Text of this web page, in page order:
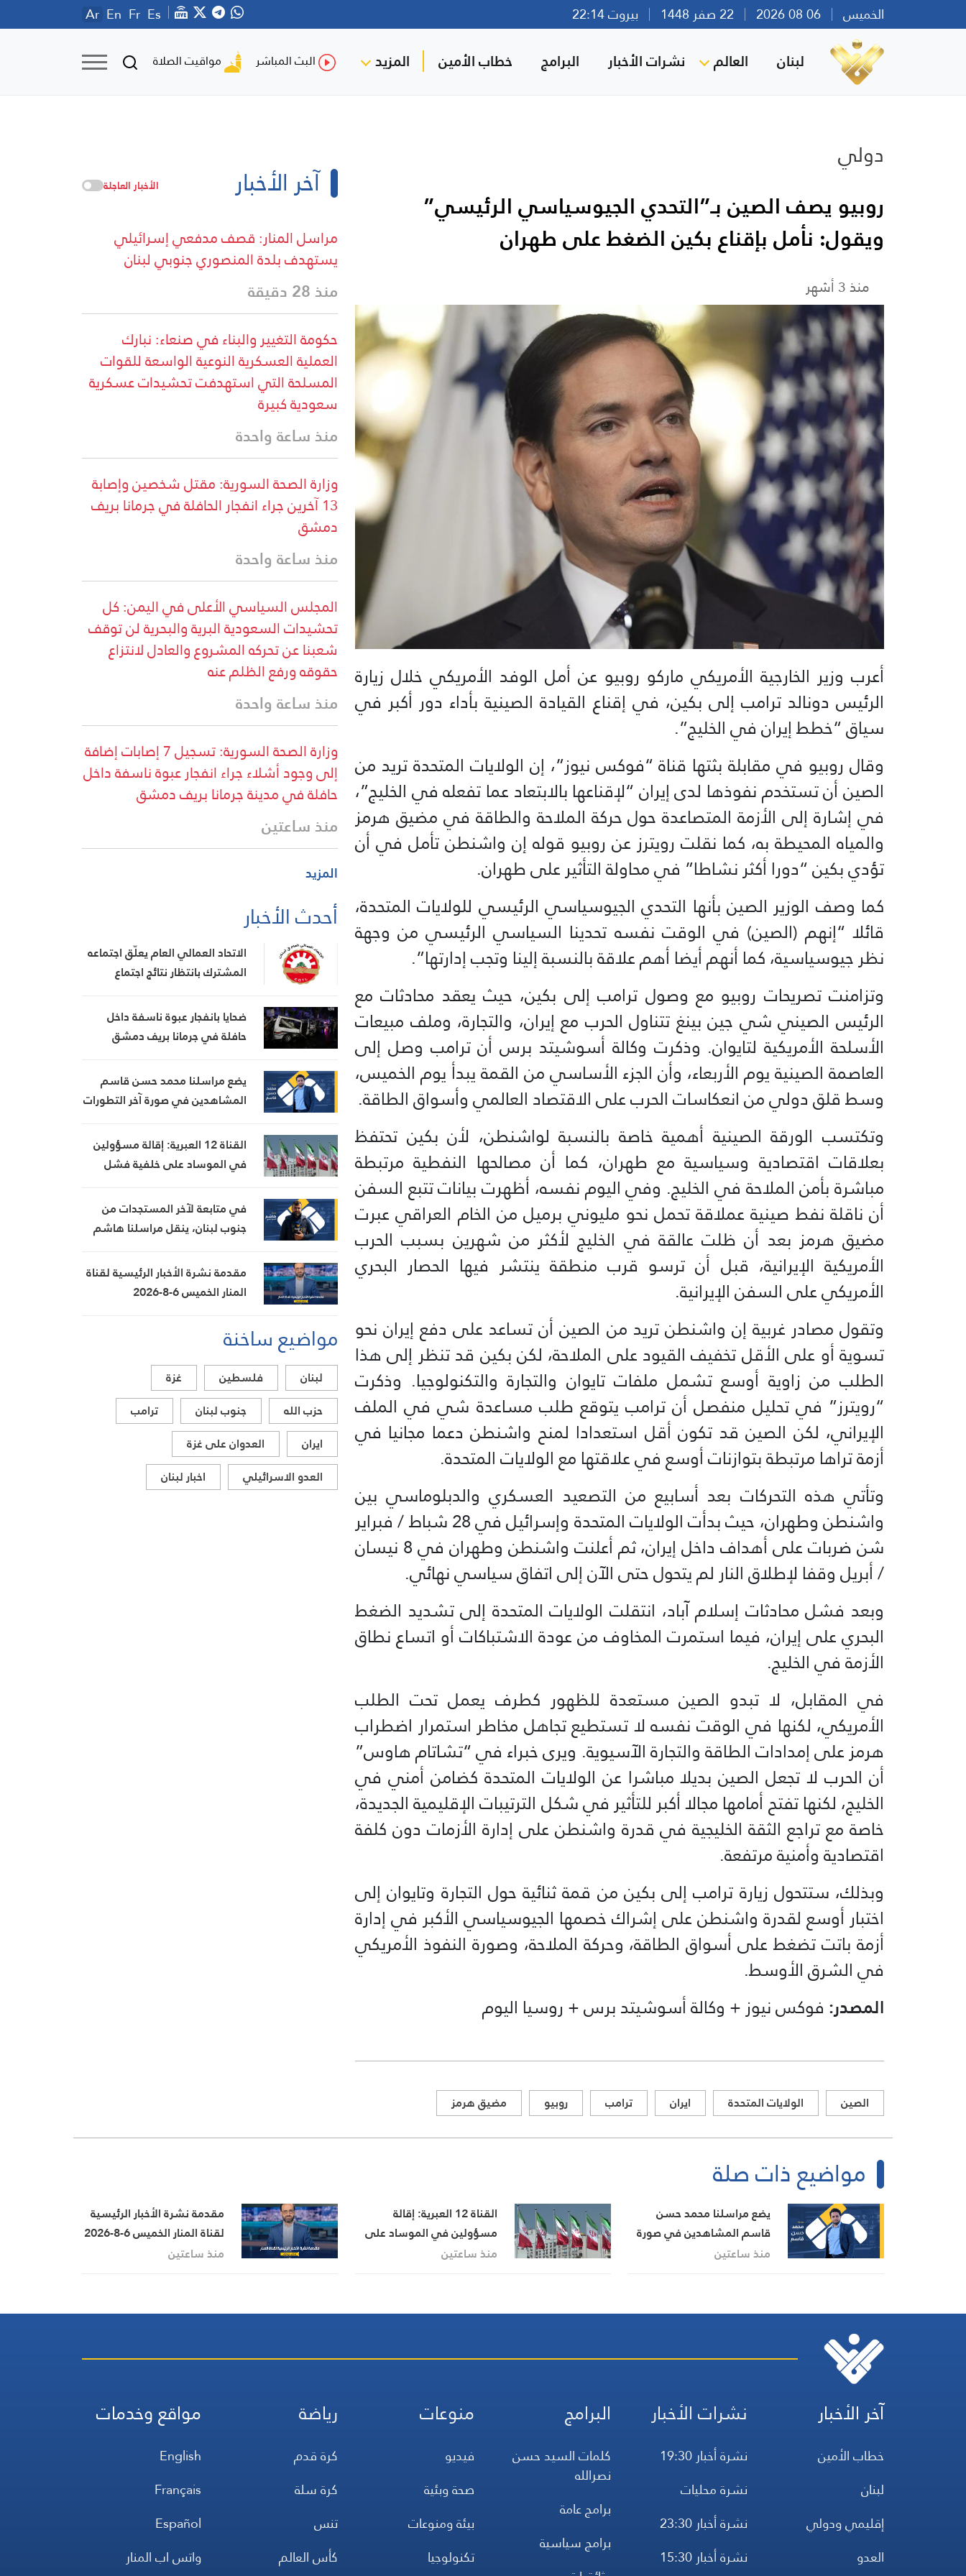
الخميس بيروت 22:14 Ar En Fr Es
لبنان العالم نشرات الأخبار البرامج خطاب الأمين المزيد البث المباشر مواقيت الصلاة
دولي
روبيو يصف الصين بـ”التحدي الجيوسياسي الرئيسي”
ويقول: نأمل بإقناع بكين الضغط على طهران
منذ 3 أشهر
أعرب وزير الخارجية الأمريكي ماركو روبيو عن أمل الوفد الأمريكي خلال زيارة
الرئيس دونالد ترامب إلى بكين، في إقناع القيادة الصينية بأداء دور أكبر في
سياق “خطط إيران في الخليج”.
وقال روبيو في مقابلة بثتها قناة “فوكس نيوز”، إن الولايات المتحدة تريد من
الصين أن تستخدم نفوذها لدى إيران “لإقناعها بالابتعاد عما تفعله في الخليج”،
في إشارة إلى الأزمة المتصاعدة حول حركة الملاحة والطاقة في مضيق هرمز
والمياه المحيطة به، كما نقلت رويترز عن روبيو قوله إن واشنطن تأمل في أن
تؤدي بكين “دورا أكثر نشاطا” في محاولة التأثير على طهران.
كما وصف الوزير الصين بأنها التحدي الجيوسياسي الرئيسي للولايات المتحدة،
قائلا “إنهم (الصين) في الوقت نفسه تحدينا السياسي الرئيسي من وجهة
نظر جيوسياسية، كما أنهم أيضا أهم علاقة بالنسبة إلينا وتجب إدارتها”.
وتزامنت تصريحات روبيو مع وصول ترامب إلى بكين، حيث يعقد محادثات مع
الرئيس الصيني شي جين بينغ تتناول الحرب مع إيران، والتجارة، وملف مبيعات
الأسلحة الأمريكية لتايوان. وذكرت وكالة أسوشيتد برس أن ترامب وصل إلى
العاصمة الصينية يوم الأربعاء، وأن الجزء الأساسي من القمة يبدأ يوم الخميس،
وسط قلق دولي من انعكاسات الحرب على الاقتصاد العالمي وأسواق الطاقة.
وتكتسب الورقة الصينية أهمية خاصة بالنسبة لواشنطن، لأن بكين تحتفظ
بعلاقات اقتصادية وسياسية مع طهران، كما أن مصالحها النفطية مرتبطة
مباشرة بأمن الملاحة في الخليج. وفي اليوم نفسه، أظهرت بيانات تتبع السفن
أن ناقلة نفط صينية عملاقة تحمل نحو مليوني برميل من الخام العراقي عبرت
مضيق هرمز بعد أن ظلت عالقة في الخليج لأكثر من شهرين بسبب الحرب
الأمريكية الإيرانية، قبل أن ترسو قرب منطقة ينتشر فيها الحصار البحري
الأمريكي على السفن الإيرانية.
وتقول مصادر غربية إن واشنطن تريد من الصين أن تساعد على دفع إيران نحو
تسوية أو على الأقل تخفيف القيود على الملاحة، لكن بكين قد تنظر إلى هذا
الطلب من زاوية أوسع تشمل ملفات تايوان والتجارة والتكنولوجيا. وذكرت
“رويترز” في تحليل منفصل أن ترامب يتوقع طلب مساعدة شي في الملف
الإيراني، لكن الصين قد تكون أقل استعدادا لمنح واشنطن دعما مجانيا في
أزمة تراها مرتبطة بتوازنات أوسع في علاقتها مع الولايات المتحدة.
وتأتي هذه التحركات بعد أسابيع من التصعيد العسكري والدبلوماسي بين
واشنطن وطهران، حيث بدأت الولايات المتحدة وإسرائيل في 28 شباط / فبراير
شن ضربات على أهداف داخل إيران، ثم أعلنت واشنطن وطهران في 8 نيسان
/ أبريل وقفا لإطلاق النار لم يتحول حتى الآن إلى اتفاق سياسي نهائي.
وبعد فشل محادثات إسلام آباد، انتقلت الولايات المتحدة إلى تشديد الضغط
البحري على إيران، فيما استمرت المخاوف من عودة الاشتباكات أو اتساع نطاق
الأزمة في الخليج.
في المقابل، لا تبدو الصين مستعدة للظهور كطرف يعمل تحت الطلب
الأمريكي، لكنها في الوقت نفسه لا تستطيع تجاهل مخاطر استمرار اضطراب
هرمز على إمدادات الطاقة والتجارة الآسيوية. ويرى خبراء في “تشاتام هاوس”
أن الحرب لا تجعل الصين بديلا مباشرا عن الولايات المتحدة كضامن أمني في
الخليج، لكنها تفتح أمامها مجالا أكبر للتأثير في شكل الترتيبات الإقليمية الجديدة،
خاصة مع تراجع الثقة الخليجية في قدرة واشنطن على إدارة الأزمات دون كلفة
اقتصادية وأمنية مرتفعة.
وبذلك، ستتحول زيارة ترامب إلى بكين من قمة ثنائية حول التجارة وتايوان إلى
اختبار أوسع لقدرة واشنطن على إشراك خصمها الجيوسياسي الأكبر في إدارة
أزمة باتت تضغط على أسواق الطاقة، وحركة الملاحة، وصورة النفوذ الأمريكي
في الشرق الأوسط.
المصدر: فوكس نيوز + وكالة أسوشيتد برس + روسيا اليوم
الصين الولايات المتحدة ايران ترامب روبيو مضيق هرمز
آخر الأخبار الأخبار العاجلة
مراسل المنار: قصف مدفعي إسرائيلي
يستهدف بلدة المنصوري جنوبي لبنان
منذ 28 دقيقة
حكومة التغيير والبناء في صنعاء: نبارك
العملية العسكرية النوعية الواسعة للقوات
المسلحة التي استهدفت تحشيدات عسكرية
سعودية كبيرة
منذ ساعة واحدة
وزارة الصحة السورية: مقتل شخصين وإصابة
13 آخرين جراء انفجار الحافلة في جرمانا بريف
دمشق
منذ ساعة واحدة
المجلس السياسي الأعلى في اليمن: كل
تحشيدات السعودية البرية والبحرية لن توقف
شعبنا عن تحركه المشروع والعادل لانتزاع
حقوقه ورفع الظلم عنه
منذ ساعة واحدة
وزارة الصحة السورية: تسجيل 7 إصابات إضافة
إلى وجود أشلاء جراء انفجار عبوة ناسفة داخل
حافلة في مدينة جرمانا بريف دمشق
منذ ساعتين
المزيد
أحدث الأخبار
الاتحاد العمالي العام يعلّق اجتماعه
المشترك بانتظار نتائج اجتماع
ضحايا بانفجار عبوة ناسفة داخل
حافلة في جرمانا بريف دمشق
يضع مراسلنا محمد حسن قاسم
المشاهدين في صورة آخر التطورات
المستجدات على الساحتين
السياسية والميدانية، إلى جانب
المواقف الرسمية وأبرز التطورات
والإقليمي
القناة 12 العبرية: إقالة مسؤولين
في الموساد على خلفية فشل
في متابعة لآخر المستجدات من
جنوب لبنان، ينقل مراسلنا هاشم
الميدانية
مقدمة نشرة الأخبار الرئيسية لقناة
المنار الخميس 6-8-2026
مواضيع ساخنة
لبنان فلسطين
غزة
حزب الله
جنوب لبنان
ترامب
ايران
العدوان على غزة
العدو الاسرائيلي
اخبار لبنان
مواضيع ذات صلة
يضع مراسلنا محمد حسن
قاسم المشاهدين في صورة
آخر التطورات في إيران،
والميدانية، إلى جانب المواقف
منذ ساعتين
القناة 12 العبرية: إقالة
مسؤولين في الموساد على
خلفية فشل خطة لإسقاط
منذ ساعتين
مقدمة نشرة الأخبار الرئيسية
لقناة المنار الخميس 6-8-2026
منذ ساعتين
آخر الأخبار
خطاب الأمين
لبنان
إقليمي ودولي
العدو
نشرات الأخبار
نشرة أخبار 19:30
نشرة محليات
نشرة أخبار 23:30
نشرة أخبار 15:30
البرامج
كلمات السيد حسن
نصرالله
برامج عامة
برامج سياسية
منوعات
فيديو
صحة وبئية
بيئة ومنوعات
تكنولوجيا
رياضة
كرة قدم
كرة سلة
تنس
كأس العالم
مواقع وخدمات
English
Français
Español
واتس اب المنار